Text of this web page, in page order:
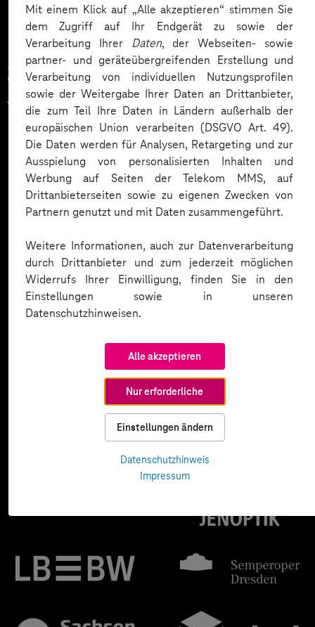
Mit einem Klick auf „Alle akzeptieren“ stimmen Sie
dem Zugriff auf Ihr Endgerät zu sowie der
Verarbeitung Ihrer Daten, der Webseiten- sowie
partner- und geräteübergreifenden Erstellung und
Verarbeitung von individuellen Nutzungsprofilen
sowie der Weitergabe Ihrer Daten an Drittanbieter,
die zum Teil Ihre Daten in Ländern außerhalb der
europäischen Union verarbeiten (DSGVO Art. 49).
Die Daten werden für Analysen, Retargeting und zur
Ausspielung von personalisierten Inhalten und
Werbung auf Seiten der Telekom MMS, auf
Drittanbieterseiten sowie zu eigenen Zwecken von
Partnern genutzt und mit Daten zusammengeführt.
Weitere Informationen, auch zur Datenverarbeitung
durch Drittanbieter und zum jederzeit möglichen
Widerrufs Ihrer Einwilligung, finden Sie in den
Einstellungen sowie in unseren
Datenschutzhinweisen.
Alle akzeptieren
Nur erforderliche
Einstellungen ändern
Datenschutzhinweis
Impressum
Zahlreiche Unternehmen
vertrauen auf unsere
Expertise. Hier eine Auswahl: